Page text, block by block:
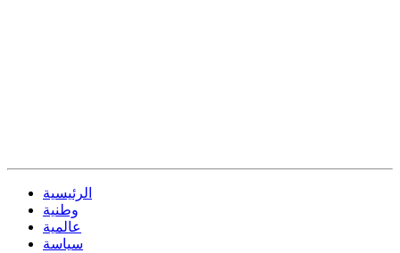
الرئيسية
وطنية
عالمية
سياسة